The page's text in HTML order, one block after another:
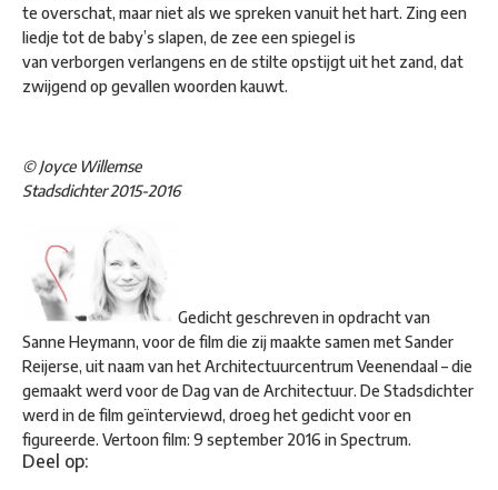
te overschat, maar niet als we spreken vanuit het hart. Zing een
liedje tot de baby’s slapen, de zee een spiegel is
van verborgen verlangens en de stilte opstijgt uit het zand, dat
zwijgend op gevallen woorden kauwt.
© Joyce Willemse
Stadsdichter 2015-2016
Gedicht geschreven in opdracht van
Sanne Heymann, voor de film die zij maakte samen met Sander
Reijerse, uit naam van het Architectuurcentrum Veenendaal – die
gemaakt werd voor de Dag van de Architectuur. De Stadsdichter
werd in de film geïnterviewd, droeg het gedicht voor en
figureerde. Vertoon film: 9 september 2016 in Spectrum.
Deel op: